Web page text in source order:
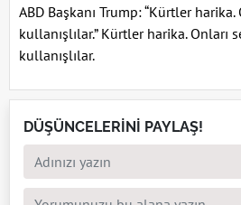
ABD Başkanı Trump: “Kürtler
kullanışlılar.” Kürtler harika. Onları
kullanışlılar.
DÜŞÜNCELERİNİ PAYLAŞ!